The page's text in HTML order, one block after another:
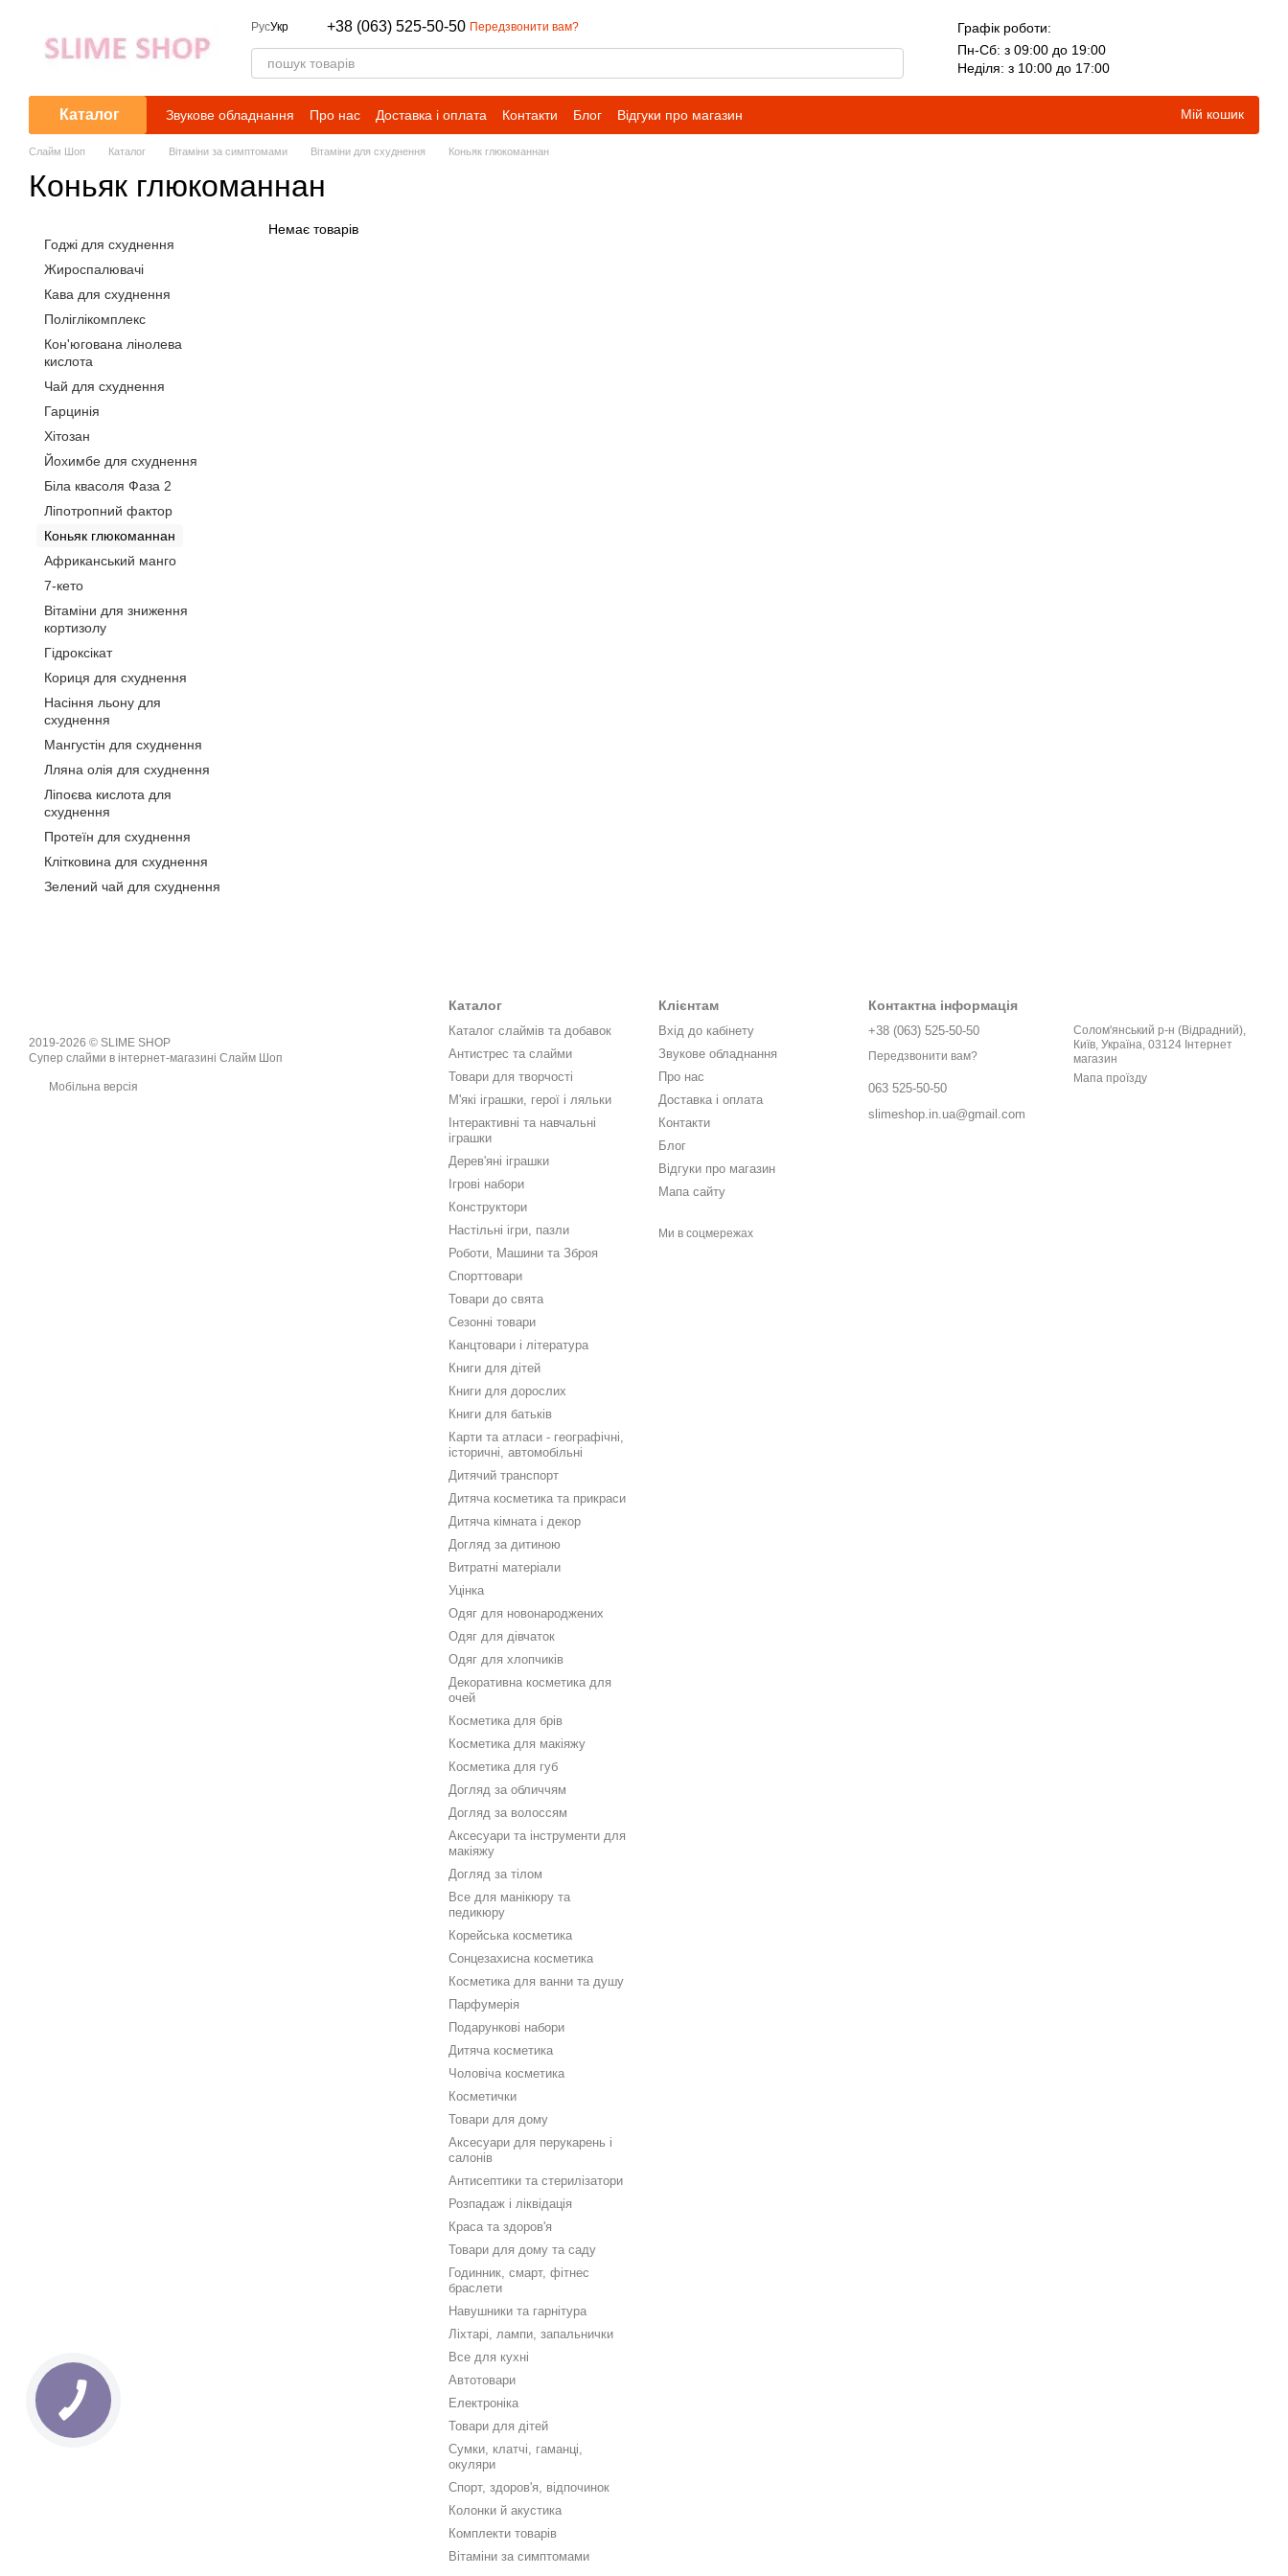
РусУкр +38 (063) 525-50-50 Передзвонити вам?
Графік роботи:
Пн-Сб: з 09:00 до 19:00
Неділя: з 10:00 до 17:00
Каталог Звукове обладнання Про нас Доставка і оплата Контакти Блог Відгуки про магазин Мій кошик
Слайм Шоп Каталог Вітаміни за симптомами Вітаміни для схуднення Коньяк глюкоманнан
Коньяк глюкоманнан
Немає товарів
Годжі для схуднення
Жироспалювачі
Кава для схуднення
Поліглікомплекс
Кон'югована лінолева
кислота
Чай для схуднення
Гарцинія
Хітозан
Йохимбе для схуднення
Біла квасоля Фаза 2
Ліпотропний фактор
Коньяк глюкоманнан
Африканський манго
7-кето
Вітаміни для зниження
кортизолу
Гідроксікат
Кориця для схуднення
Насіння льону для
схуднення
Мангустін для схуднення
Лляна олія для схуднення
Ліпоєва кислота для
схуднення
Протеїн для схуднення
Клітковина для схуднення
Зелений чай для схуднення
2019-2026 © SLIME SHOP
Супер слайми в інтернет-магазині Слайм Шоп
Мобільна версія
Каталог
Каталог слаймів та добавок
Антистрес та слайми
Товари для творчості
М'які іграшки, герої і ляльки
Інтерактивні та навчальні
іграшки
Дерев'яні іграшки
Ігрові набори
Конструктори
Настільні ігри, пазли
Роботи, Машини та Зброя
Спорттовари
Товари до свята
Сезонні товари
Канцтовари і література
Книги для дітей
Книги для дорослих
Книги для батьків
Карти та атласи - географічні,
історичні, автомобільні
Дитячий транспорт
Дитяча косметика та прикраси
Дитяча кімната і декор
Догляд за дитиною
Витратні матеріали
Уцінка
Одяг для новонароджених
Одяг для дівчаток
Одяг для хлопчиків
Декоративна косметика для
очей
Косметика для брів
Косметика для макіяжу
Косметика для губ
Догляд за обличчям
Догляд за волоссям
Аксесуари та інструменти для
макіяжу
Догляд за тілом
Все для манікюру та
педикюру
Корейська косметика
Сонцезахисна косметика
Косметика для ванни та душу
Парфумерія
Подарункові набори
Дитяча косметика
Чоловіча косметика
Косметички
Товари для дому
Аксесуари для перукарень і
салонів
Антисептики та стерилізатори
Розпадаж і ліквідація
Краса та здоров'я
Товари для дому та саду
Годинник, смарт, фітнес
браслети
Навушники та гарнітура
Ліхтарі, лампи, запальнички
Все для кухні
Автотовари
Електроніка
Товари для дітей
Сумки, клатчі, гаманці,
окуляри
Спорт, здоров'я, відпочинок
Колонки й акустика
Комплекти товарів
Вітаміни за симптомами
Клієнтам
Вхід до кабінету
Звукове обладнання
Про нас
Доставка і оплата
Контакти
Блог
Відгуки про магазин
Мапа сайту
Ми в соцмережах
Контактна інформація
+38 (063) 525-50-50
Передзвонити вам?
063 525-50-50
slimeshop.in.ua@gmail.com
Солом'янський р-н (Відрадний),
Київ, Україна, 03124 Інтернет
магазин
Мапа проїзду